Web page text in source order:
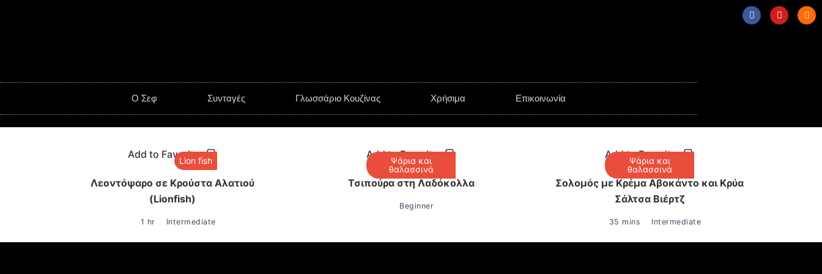
O Σεφ Συνταγές Γλωσσάριο Κουζίνας Χρήσιμα Επικοινωνία
Add to Favorites
Lion fish
Λεοντόψαρο σε Κρούστα Αλατιού
(Lionfish)
1 hr Intermediate
Add to Favorites
Ψάρια και
θαλασσινά
Τσιπούρα στη Λαδόκολλα
Beginner
Add to Favorites
Ψάρια και
θαλασσινά
Σολομός με Κρέμα Αβοκάντο και Κρύα
Σάλτσα Βιέρτζ
35 mins Intermediate